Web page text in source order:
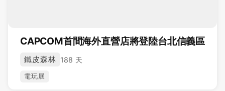
CAPCOM首間海外直營店將登陸台北信義區
鐵皮森林 188 天
電玩展